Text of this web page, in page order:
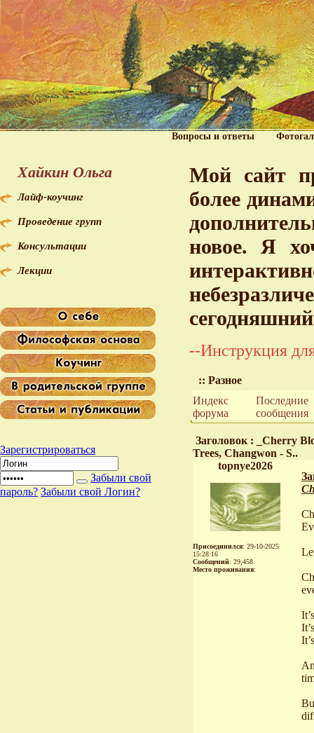
Вопросы и ответы
Хайкин Ольга
Лайф-коучинг
Проведение групп
Консультации
Лекции
Зарегистрироваться
Забыли свой
пароль? Забыли свой Логин?
Мой сайт
более
новое. Я
--Инструкция
:: Разное
Индекс
форума
Последние
сообщения
Заголовок : _Cherry
Trees, Changwon - S..
topnye2026
Присоединился: 29-10-2025
15:28:16
Сообщений: 29,458
Место проживания: